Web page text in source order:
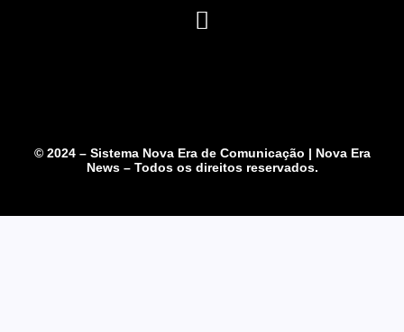
© 2024 – Sistema Nova Era de Comunicação | Nova Era
News – Todos os direitos reservados.